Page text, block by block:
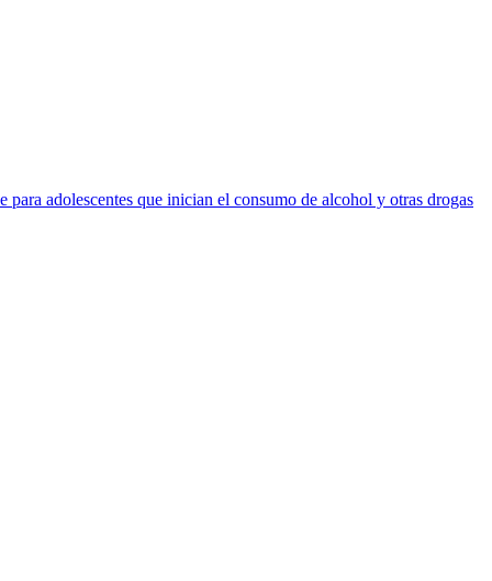
adolescentes que inician el consumo de alcohol y otras drogas